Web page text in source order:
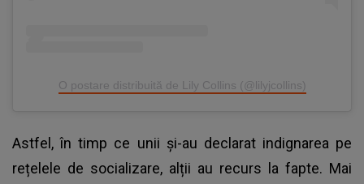
O postare distribuită de Lily Collins (@lilyjcollins)
Astfel, în timp ce unii și-au declarat indignarea pe
rețelele de socializare, alții au recurs la fapte. Mai